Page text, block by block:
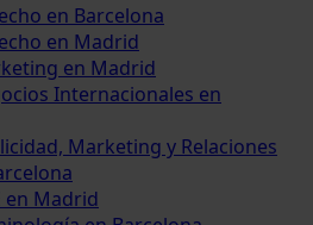
en Barcelona
en Madrid
en Madrid
Internacionales en
Marketing y Relaciones
en Madrid